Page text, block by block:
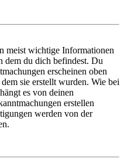
meist wichtige Informationen
dem du dich befindest. Du
erscheinen oben
sie erstellt wurden. Wie bei
es von deinen
erstellen
werden von der